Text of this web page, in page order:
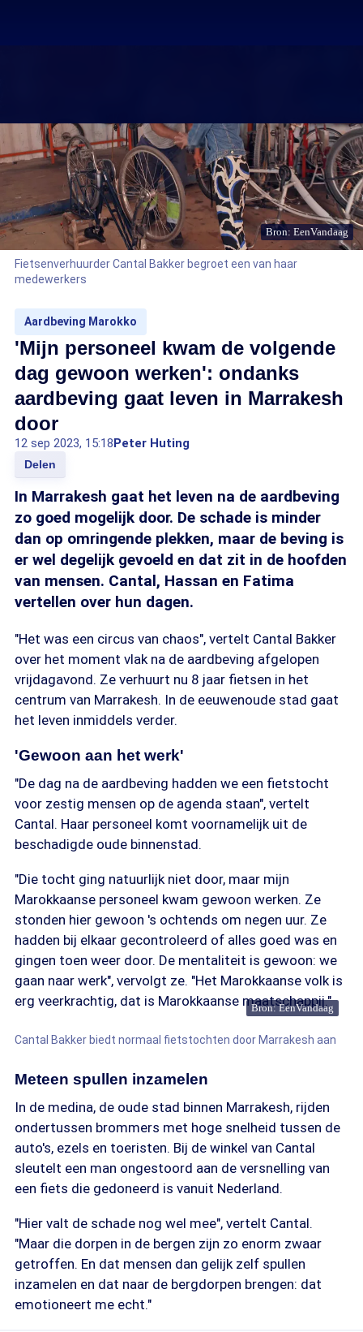
Bron: EenVandaag
Fietsenverhuurder Cantal Bakker begroet een van haar
medewerkers
Aardbeving Marokko
'Mijn personeel kwam de volgende
dag gewoon werken': ondanks
aardbeving gaat leven in Marrakesh
door
12 sep 2023, 15:18Peter Huting
Delen
In Marrakesh gaat het leven na de aardbeving
zo goed mogelijk door. De schade is minder
dan op omringende plekken, maar de beving is
er wel degelijk gevoeld en dat zit in de hoofden
van mensen. Cantal, Hassan en Fatima
vertellen over hun dagen.
"Het was een circus van chaos", vertelt Cantal Bakker
over het moment vlak na de aardbeving afgelopen
vrijdagavond. Ze verhuurt nu 8 jaar fietsen in het
centrum van Marrakesh. In de eeuwenoude stad gaat
het leven inmiddels verder.
'Gewoon aan het werk'
"De dag na de aardbeving hadden we een fietstocht
voor zestig mensen op de agenda staan", vertelt
Cantal. Haar personeel komt voornamelijk uit de
beschadigde oude binnenstad.
"Die tocht ging natuurlijk niet door, maar mijn
Marokkaanse personeel kwam gewoon werken. Ze
stonden hier gewoon 's ochtends om negen uur. Ze
hadden bij elkaar gecontroleerd of alles goed was en
gingen toen weer door. De mentaliteit is gewoon: we
gaan naar werk", vervolgt ze. "Het Marokkaanse volk is
erg veerkrachtig, dat is Marokkaanse maatschappij."
Bron: EenVandaag
Cantal Bakker biedt normaal fietstochten door Marrakesh aan
Meteen spullen inzamelen
In de medina, de oude stad binnen Marrakesh, rijden
ondertussen brommers met hoge snelheid tussen de
auto's, ezels en toeristen. Bij de winkel van Cantal
sleutelt een man ongestoord aan de versnelling van
een fiets die gedoneerd is vanuit Nederland.
"Hier valt de schade nog wel mee", vertelt Cantal.
"Maar die dorpen in de bergen zijn zo enorm zwaar
getroffen. En dat mensen dan gelijk zelf spullen
inzamelen en dat naar de bergdorpen brengen: dat
emotioneert me echt."